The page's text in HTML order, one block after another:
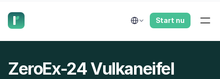
Select Language
Start nu
ZeroEx-24 Vulkaneifel